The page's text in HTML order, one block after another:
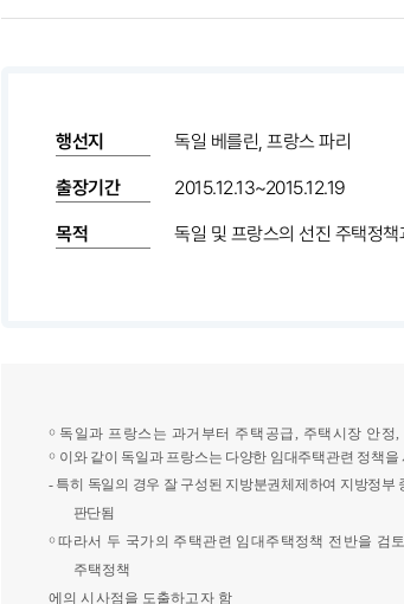
행선지 독일 베를린, 프랑스 파리
출장기간 2015.12.13~2015.12.19
목적 독일 및 프랑스의 선진 주택정
￮ 독일과 프랑스는 과거부터 주택공급, 주택시장 안정,
￮ 이와 같이 독일과 프랑스는 다양한 임대주택관련 정책
- 특히 독일의 경우 잘 구성된 지방분권체제하여 지방정
판단됨
￮따라서 두 국가의 주택관련 임대주택정책 전반을 검
주택정책
에의 시사점을 도출하고자 함